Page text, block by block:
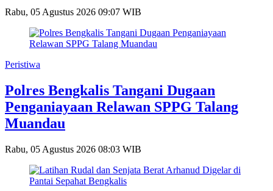
Rabu, 05 Agustus 2026 09:07 WIB
Peristiwa
Polres Bengkalis Tangani Dugaan
Penganiayaan Relawan SPPG Talang
Muandau
Rabu, 05 Agustus 2026 08:03 WIB